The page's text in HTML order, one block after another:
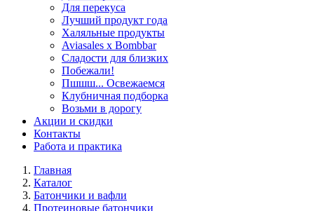
Для перекуса
Лучший продукт года
Халяльные продукты
Aviasales x Bombbar
Сладости для близких
Побежали!
Пшшш... Освежаемся
Клубничная подборка
Возьми в дорогу
Акции и скидки
Контакты
Работа и практика
Главная
Каталог
Батончики и вафли
Протеиновые батончики